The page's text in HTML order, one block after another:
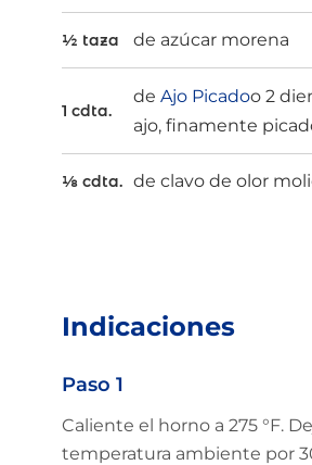
½ taza de azúcar morena
1 cdta.
de Ajo Picadoo 2
ajo, finamente
⅛ cdta. de clavo de olor
Indicaciones
Paso 1
Caliente el horno a 275 °F.
temperatura ambiente por